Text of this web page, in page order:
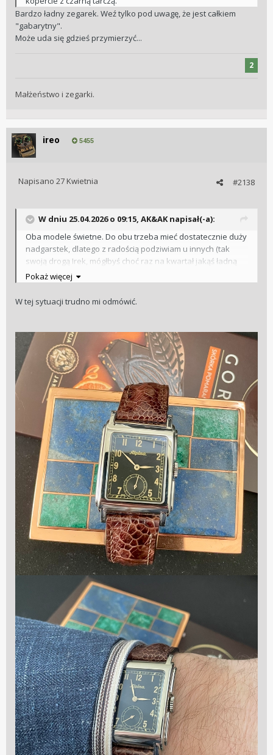
Bardzo ładny zegarek. Weź tylko pod uwagę, że jest całkiem
"gabarytny".
Może uda się gdzieś przymierzyć...
2
Małżeństwo i zegarki.
ireo 5455
#2138
Napisano 27 Kwietnia
W dniu 25.04.2026 o 09:15, AK&AKnapisał(-a):
Oba modele świetne. Do obu trzeba mieć dostatecznie duży
nadgarstek, dlatego z radością podziwiam u innych (tak
swoją drogą Irek, mógłbyś choć raz na kwartał jakąś ładną
fotkę danego egzemplarza zrobić i na forum wstawić)
Pokaż więcej
W tej sytuacji trudno mi odmówić.